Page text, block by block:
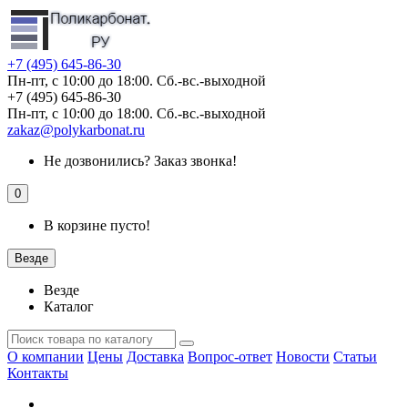
+7 (495) 645-86-30
Пн-пт, с 10:00 до 18:00. Сб.-вс.-выходной
+7 (495) 645-86-30
Пн-пт, с 10:00 до 18:00. Сб.-вс.-выходной
zakaz@polykarbonat.ru
Не дозвонились? Заказ звонка!
0
В корзине пусто!
Везде
Везде
Каталог
О компании Цены Доставка Вопрос-ответ Новости Статьи
Контакты